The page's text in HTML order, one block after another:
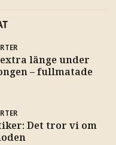
länge under
– fullmatade
Det tror vi om